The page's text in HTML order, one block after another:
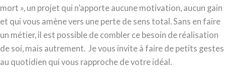
mort », un projet qui n’apporte aucune motivation, aucun gain
et qui vous amène vers une perte de sens total. Sans en faire
un métier, il est possible de combler ce besoin de réalisation
de soi, mais autrement. Je vous invite à faire de petits gestes
au quotidien qui vous rapproche de votre idéal.